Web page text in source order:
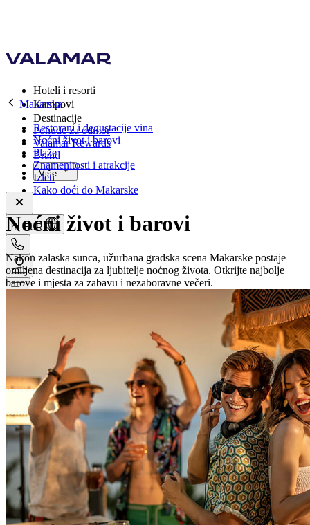
Hoteli i resorti
Kampovi
Destinacije
Ponude za odmor
Valamar Rewards
Brand
Više
hr, EUR
Makarska
Restorani i degustacije vina
Noćni život i barovi
Plaže
Znamenitosti i atrakcije
Izleti
Kako doći do Makarske
Noćni život i barovi
Nakon zalaska sunca, užurbana gradska scena Makarske postaje
omiljena destinacija za ljubitelje noćnog života. Otkrijte najbolje
barove i mjesta za zabavu i nezaboravne večeri.